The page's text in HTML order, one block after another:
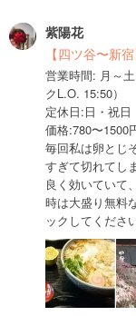
紫陽花
【四ツ谷〜新
営業時間: 月～
クL.O. 15:50）
定休日:日・祝日
価格:780〜1500
毎回私は卵とじ
すぎて切れてし
良く効いていて
時は大盛り無料
ックしてください